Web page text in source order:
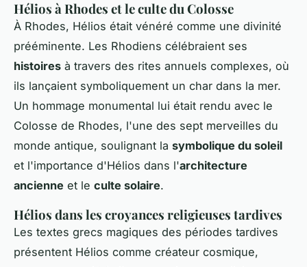
Hélios à Rhodes et le culte du Colosse
À Rhodes, Hélios était vénéré comme une divinité
prééminente. Les Rhodiens célébraient ses
histoires à travers des rites annuels complexes, où
ils lançaient symboliquement un char dans la mer.
Un hommage monumental lui était rendu avec le
Colosse de Rhodes, l'une des sept merveilles du
monde antique, soulignant la symbolique du soleil
et l'importance d'Hélios dans l'architecture
ancienne et le culte solaire.
Hélios dans les croyances religieuses tardives
Les textes grecs magiques des périodes tardives
présentent Hélios comme créateur cosmique,